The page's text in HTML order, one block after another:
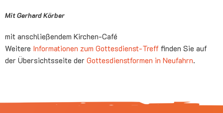
Mit Gerhard Körber
mit anschließendem Kirchen-Café
Weitere Informationen zum Gottesdienst-Treff finden Sie auf
der Übersichtsseite der Gottesdienstformen in Neufahrn.